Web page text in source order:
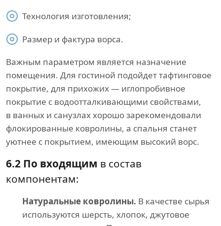
Технология изготовления;
Размер и фактура ворса.
Важным параметром является назначение
помещения. Для гостиной подойдет тафтинговое
покрытие, для прихожих — иглопробивное
покрытие с водоотталкивающими свойствами,
в ванных и санузлах хорошо зарекомендовали
флокированные ковролины, а спальня станет
уютнее с покрытием, имеющим высокий ворс.
6.2 По входящим в состав
компонентам:
Натуральные ковролины. В качестве сырья
используются шерсть, хлопок, джутовое